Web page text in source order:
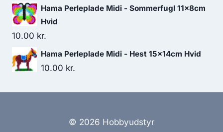
Hama Perleplade Midi - Sommerfugl 11x8cm
Hvid
10.00 kr.
Hama Perleplade Midi - Hest 15x14cm Hvid
10.00 kr.
© 2026 Hobbyudstyr